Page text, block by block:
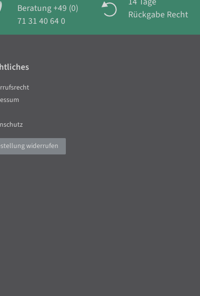
Beratung +49 (0)
71 31 40 64 0
Rückgabe Recht
widerrufen